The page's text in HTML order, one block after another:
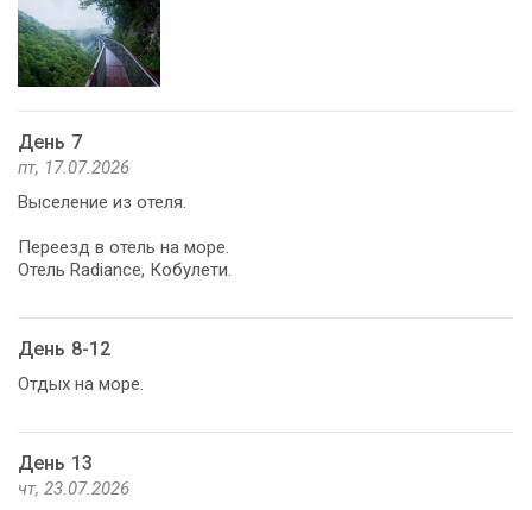
День 7
пт, 17.07.2026
Выселение из отеля.
Переезд в отель на море.
Отель Radiance, Кобулети.
День 8-12
Отдых на море.
День 13
чт, 23.07.2026